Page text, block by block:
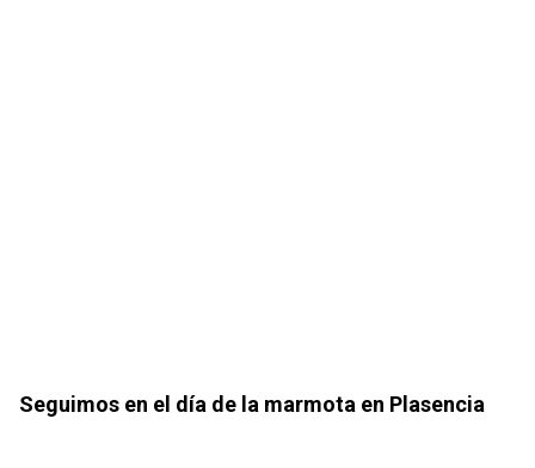
Seguimos en el día de la marmota en Plasencia